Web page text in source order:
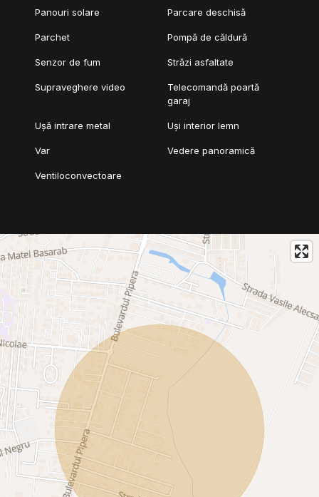
Panouri solare Parcare deschisă
Parchet Pompă de căldură
Senzor de fum Străzi asfaltate
Supraveghere video
Telecomandă poartă
garaj
Ușă intrare metal Uși interior lemn
Var Vedere panoramică
Ventiloconvectoare